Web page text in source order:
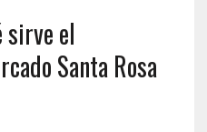
sirve el
Santa Rosa